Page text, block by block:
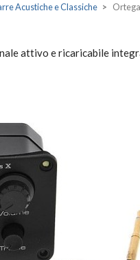
Acustiche e Classiche
attivo e ricaricabile